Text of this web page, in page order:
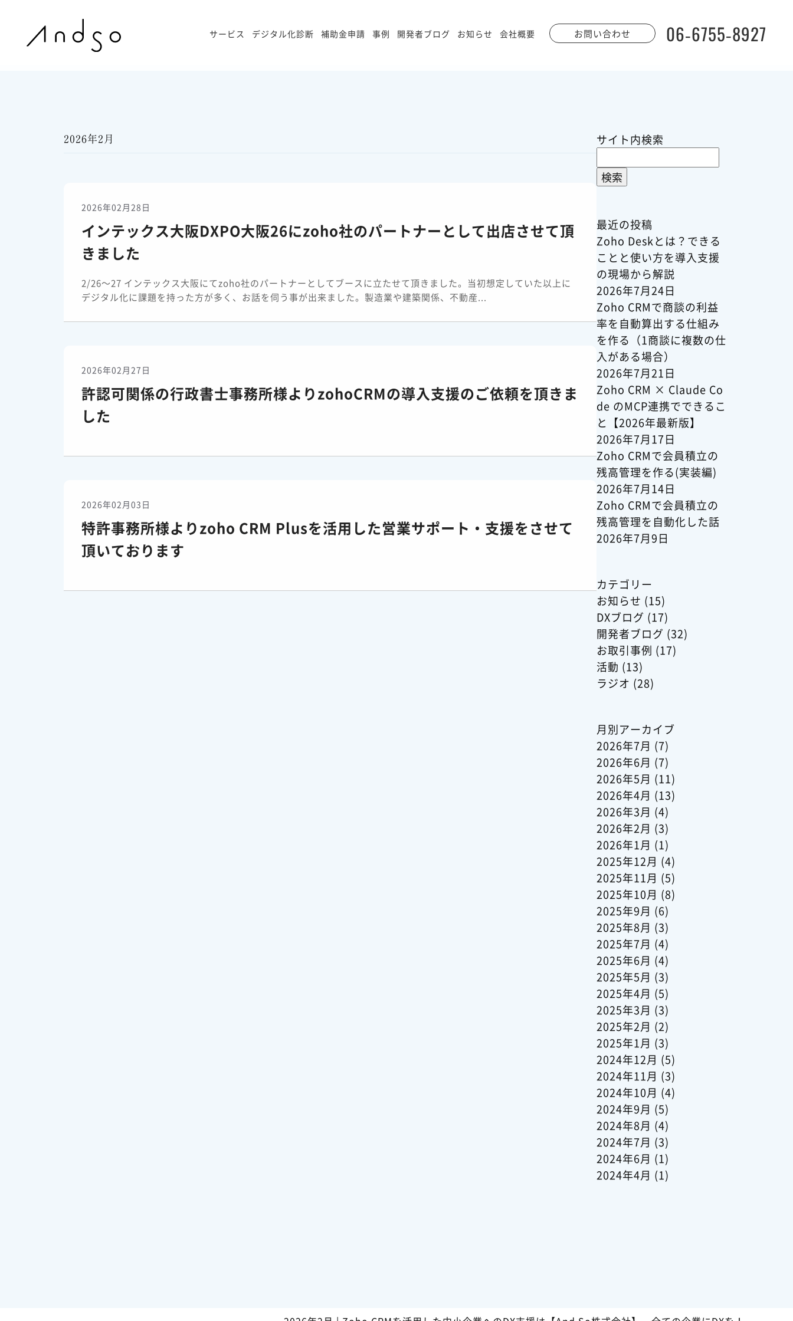
サービス デジタル化診断 補助金申請 事例 開発者ブログ お知らせ 会社概要 お問い合わせ 06-6755-8927
2026年2月
2026年02月28日
インテックス大阪DXPO大阪26にzoho社のパートナーとして出店させて頂
きました
2/26～27 インテックス大阪にてzoho社のパートナーとしてブースに立たせて頂きました。当初想定していた以上に
デジタル化に課題を持った方が多く、お話を伺う事が出来ました。製造業や建築関係、不動産...
2026年02月27日
許認可関係の行政書士事務所様よりzohoCRMの導入支援のご依頼を頂きま
した
2026年02月03日
特許事務所様よりzoho CRM Plusを活用した営業サポート・支援をさせて
頂いております
サイト内検索
索:
最近の投稿
Zoho Deskとは？できる
ことと使い方を導入支援
の現場から解説
2026年7月24日
Zoho CRMで商談の利益
率を自動算出する仕組み
を作る（1商談に複数の仕
入がある場合）
2026年7月21日
Zoho CRM × Claude Co
de のMCP連携でできるこ
と【2026年最新版】
2026年7月17日
Zoho CRMで会員積立の
残高管理を作る(実装編)
2026年7月14日
Zoho CRMで会員積立の
残高管理を自動化した話
2026年7月9日
カテゴリー
お知らせ (15)
DXブログ (17)
開発者ブログ (32)
お取引事例 (17)
活動 (13)
ラジオ (28)
月別アーカイブ
2026年7月 (7)
2026年6月 (7)
2026年5月 (11)
2026年4月 (13)
2026年3月 (4)
2026年2月 (3)
2026年1月 (1)
2025年12月 (4)
2025年11月 (5)
2025年10月 (8)
2025年9月 (6)
2025年8月 (3)
2025年7月 (4)
2025年6月 (4)
2025年5月 (3)
2025年4月 (5)
2025年3月 (3)
2025年2月 (2)
2025年1月 (3)
2024年12月 (5)
2024年11月 (3)
2024年10月 (4)
2024年9月 (5)
2024年8月 (4)
2024年7月 (3)
2024年6月 (1)
2024年4月 (1)